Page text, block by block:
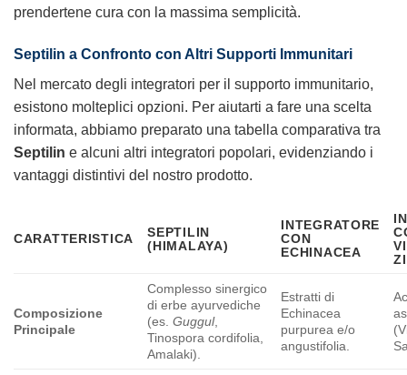
prendertene cura con la massima semplicità.
Septilin a Confronto con Altri Supporti Immunitari
Nel mercato degli integratori per il supporto immunitario,
esistono molteplici opzioni. Per aiutarti a fare una scelta
informata, abbiamo preparato una tabella comparativa tra
Septilin e alcuni altri integratori popolari, evidenziando i
vantaggi distintivi del nostro prodotto.
CARATTERISTICA
SEPTILIN
(HIMALAYA)
INTEGRATORE
CON
ECHINACEA
Composizione
Principale
Complesso sinergico
di erbe ayurvediche
(es.Guggul,
Tinospora cordifolia,
Amalaki).
Estratti di
Echinacea
purpurea e/o
angustifolia.